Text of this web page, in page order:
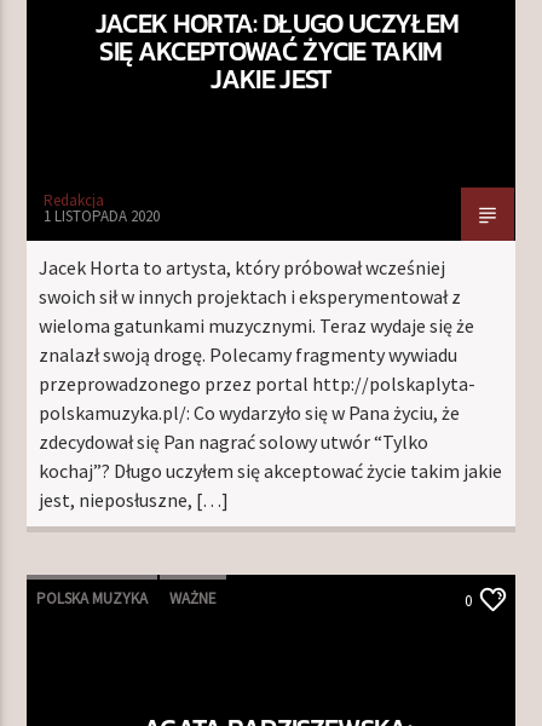
JACEK HORTA: DŁUGO UCZYŁEM
SIĘ AKCEPTOWAĆ ŻYCIE TAKIM
JAKIE JEST
Redakcja
1 LISTOPADA 2020
Jacek Horta to artysta, który próbował wcześniej
swoich sił w innych projektach i eksperymentował z
wieloma gatunkami muzycznymi. Teraz wydaje się że
znalazł swoją drogę. Polecamy fragmenty wywiadu
przeprowadzonego przez portal http://polskaplyta-
polskamuzyka.pl/: Co wydarzyło się w Pana życiu, że
zdecydował się Pan nagrać solowy utwór “Tylko
kochaj”? Długo uczyłem się akceptować życie takim jakie
jest, nieposłuszne, […]
POLSKA MUZYKA WAŻNE 0